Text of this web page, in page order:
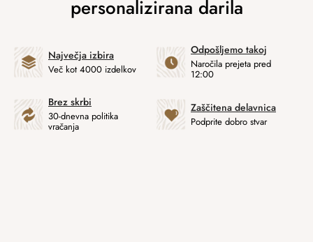
Največja izbira
Več kot 4000 izdelkov
Odpošljemo takoj
Naročila prejeta pred
12:00
Brez skrbi
30-dnevna politika
vračanja
Zaščitena delavnica
Podprite dobro stvar